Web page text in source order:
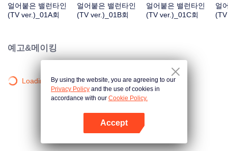
얼어붙은 밸런타인
(TV ver.)_01A회
얼어붙은 밸런타인
(TV ver.)_01B회
얼어붙은 밸런타인
(TV ver.)_01C회
얼
예고&메이킹
Loading…By using the website, you are agreeing to our
Privacy Policy and the use of cookies in
accordance with our Cookie Policy.
Accept